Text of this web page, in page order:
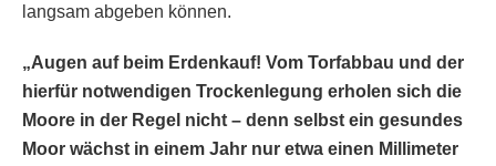
langsam abgeben können.
„Augen auf beim Erdenkauf! Vom Torfabbau und der
hierfür notwendigen Trockenlegung erholen sich die
Moore in der Regel nicht – denn selbst ein gesundes
Moor wächst in einem Jahr nur etwa einen Millimeter